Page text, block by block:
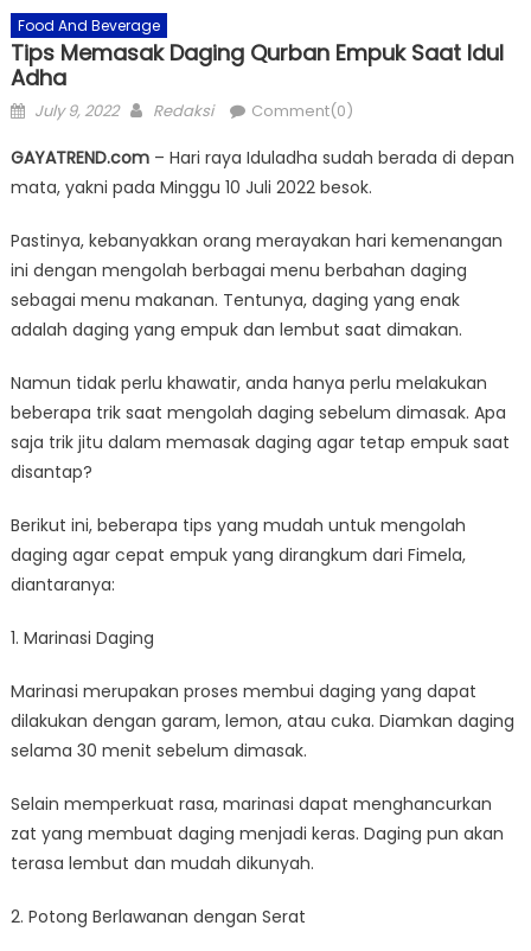
Food And Beverage
Tips Memasak Daging Qurban Empuk Saat Idul
Adha
Posted
July 9, 2022 Author
Redaksi Comment(0)
GAYATREND.com– Hari raya Iduladha sudah berada di depan
mata, yakni pada Minggu 10 Juli 2022 besok.
Pastinya, kebanyakkan orang merayakan hari kemenangan
ini dengan mengolah berbagai menu berbahan daging
sebagai menu makanan. Tentunya, daging yang enak
adalah daging yang empuk dan lembut saat dimakan.
Namun tidak perlu khawatir, anda hanya perlu melakukan
beberapa trik saat mengolah daging sebelum dimasak. Apa
saja trik jitu dalam memasak daging agar tetap empuk saat
disantap?
Berikut ini, beberapa tips yang mudah untuk mengolah
daging agar cepat empuk yang dirangkum dari Fimela,
diantaranya:
1. Marinasi Daging
Marinasi merupakan proses membui daging yang dapat
dilakukan dengan garam, lemon, atau cuka. Diamkan daging
selama 30 menit sebelum dimasak.
Selain memperkuat rasa, marinasi dapat menghancurkan
zat yang membuat daging menjadi keras. Daging pun akan
terasa lembut dan mudah dikunyah.
2. Potong Berlawanan dengan Serat